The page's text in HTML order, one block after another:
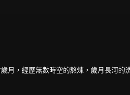
月，經歷無數時空的熬煉，歲月長河